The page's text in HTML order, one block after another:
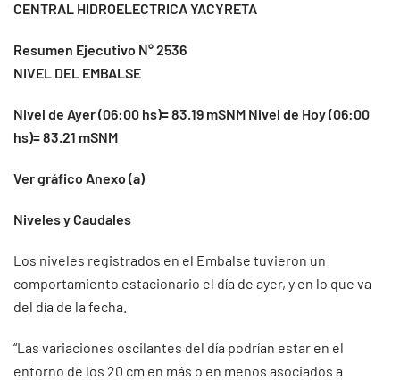
CENTRAL HIDROELECTRICA YACYRETA
Resumen Ejecutivo N° 2536
NIVEL DEL EMBALSE
Nivel de Ayer (06:00 hs)= 83.19 mSNM Nivel de Hoy (06:00
hs)= 83.21 mSNM
Ver gráfico Anexo (a)
Niveles y Caudales
Los niveles registrados en el Embalse tuvieron un
comportamiento estacionario el día de ayer, y en lo que va
del día de la fecha.
“Las variaciones oscilantes del día podrían estar en el
entorno de los 20 cm en más o en menos asociados a